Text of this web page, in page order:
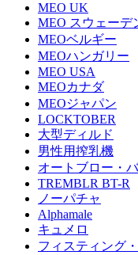
MEO UK
MEO スウェーデ
MEOベルギー
MEOハンガリー
MEO USA
MEOカナダ
MEOジャパン
LOCKTOBER
大型ディルド
男性用搾乳機
オートブロー・
TREMBLR BT-R
ノーパチャ
Alphamale
キュメロ
フィスティング